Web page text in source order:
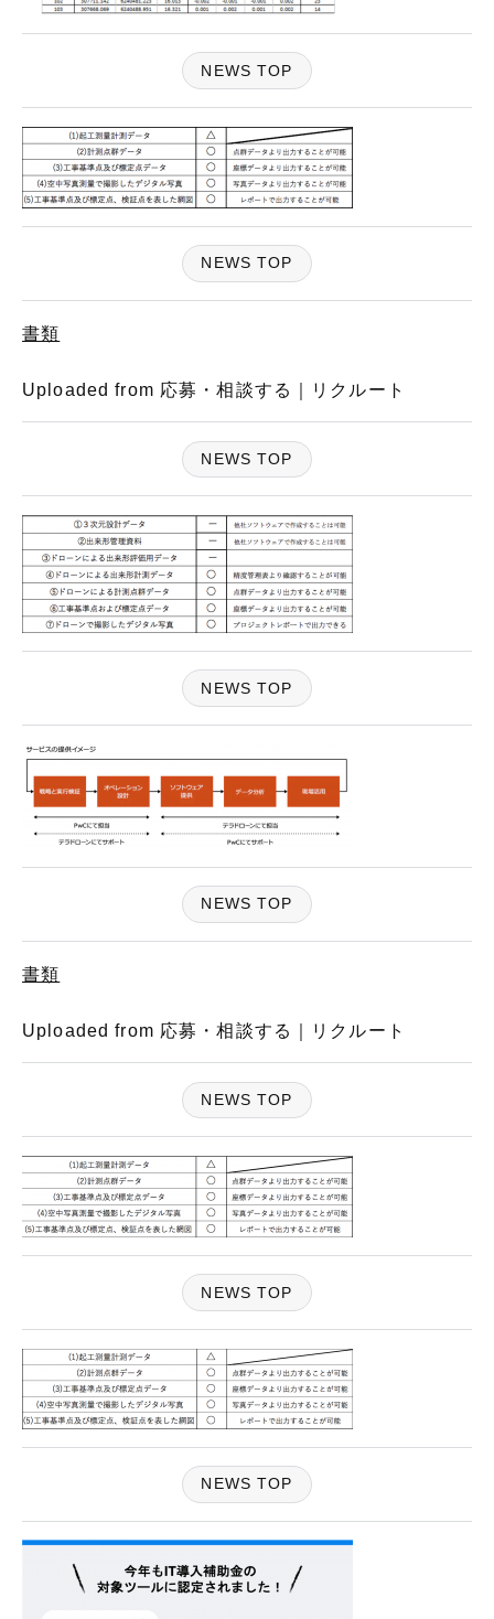
NEWS TOP
NEWS TOP
書類
Uploaded from 応募・相談する｜リクルート
NEWS TOP
NEWS TOP
NEWS TOP
書類
Uploaded from 応募・相談する｜リクルート
NEWS TOP
NEWS TOP
NEWS TOP